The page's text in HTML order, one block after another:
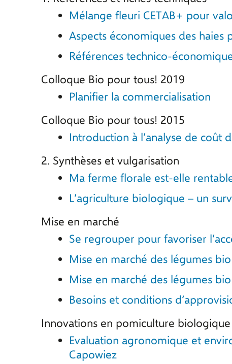
Mélange fleuri CETAB+ pour
Aspects économiques des haies
Références technico-
Colloque Bio pour tous! 2019
Planifier la commercialisation
Colloque Bio pour tous! 2015
Introduction à l’analyse de coût
2. Synthèses et vulgarisation
Ma ferme florale est‑elle
L’agriculture biologique – un
Mise en marché
Se regrouper pour favoriser
Mise en marché des légumes
Mise en marché des légumes
Besoins et conditions
Innovations en pomiculture
Evaluation agronomique et
Capowiez